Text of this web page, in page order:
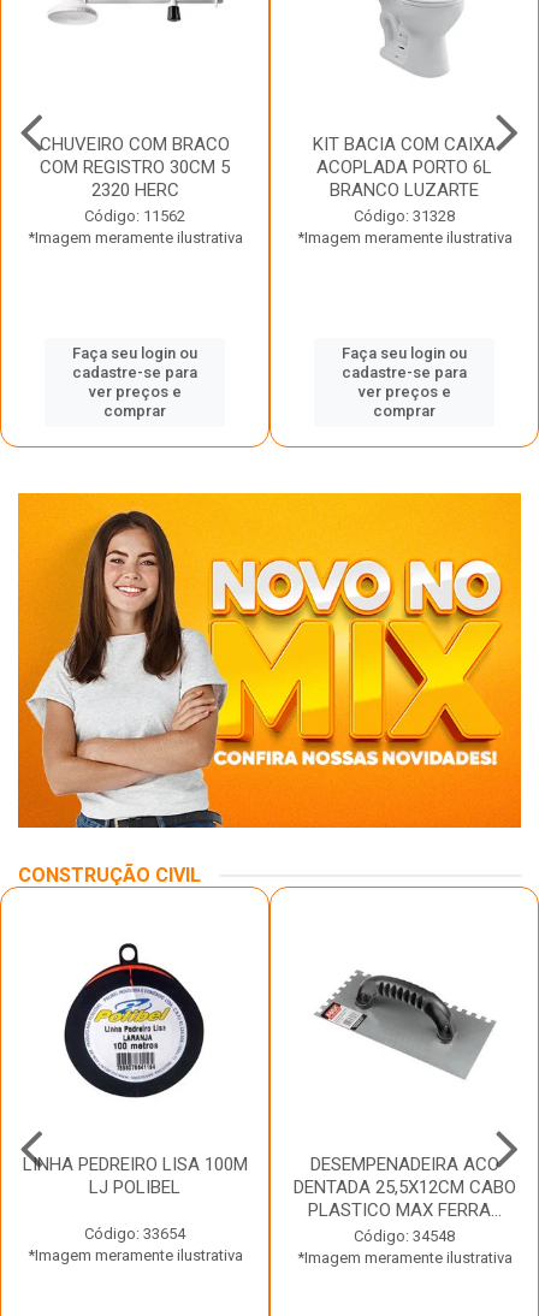
CHUVEIRO COM BRACO
COM REGISTRO 30CM 5
2320 HERC
Código: 11562
*Imagem meramente ilustrativa
Faça seu login ou
cadastre-se para
ver preços e
comprar
KIT BACIA COM CAIXA
ACOPLADA PORTO 6L
BRANCO LUZARTE
Código: 31328
*Imagem meramente ilustrativa
Faça seu login ou
cadastre-se para
ver preços e
comprar
CONSTRUÇÃO CIVIL
LINHA PEDREIRO LISA 100M
LJ POLIBEL
Código: 33654
*Imagem meramente ilustrativa
DESEMPENADEIRA ACO
DENTADA 25,5X12CM CABO
PLASTICO MAX FERRA...
Código: 34548
*Imagem meramente ilustrativa